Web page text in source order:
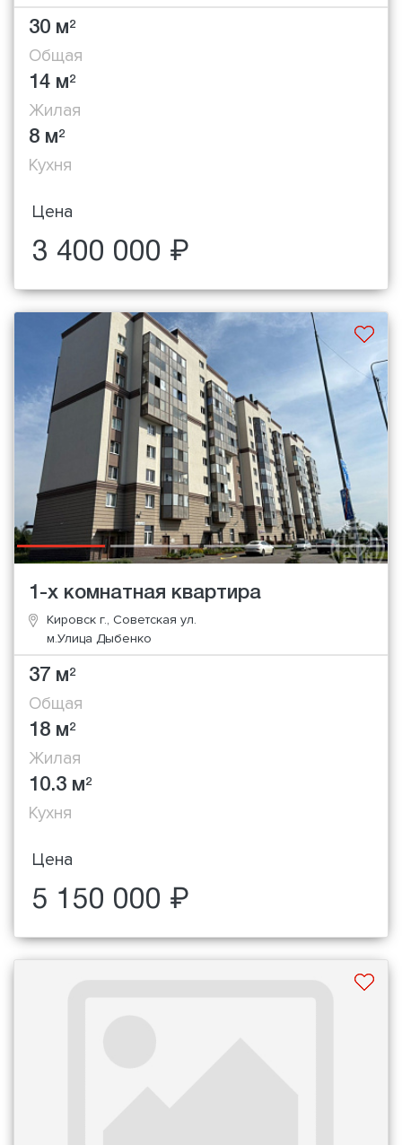
30 м2
Общая
14 м2
Жилая
8 м2
Кухня
Цена
3 400 000 ₽
1-х комнатная квартира
Кировск г., Советская ул.
м.Улица Дыбенко
37 м2
Общая
18 м2
Жилая
10.3 м2
Кухня
Цена
5 150 000 ₽